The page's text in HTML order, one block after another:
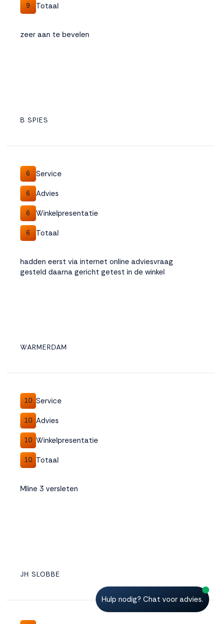
9 Totaal
zeer aan te bevelen
B SPIES
6 Service
6 Advies
6 Winkelpresentatie
6 Totaal
hadden eerst via internet online adviesvraag
gesteld daarna gericht getest in de winkel
WARMERDAM
10 Service
10 Advies
10 Winkelpresentatie
10 Totaal
Mline 3 versleten
JH SLOBBE
Hulp nodig? Chat voor advies.